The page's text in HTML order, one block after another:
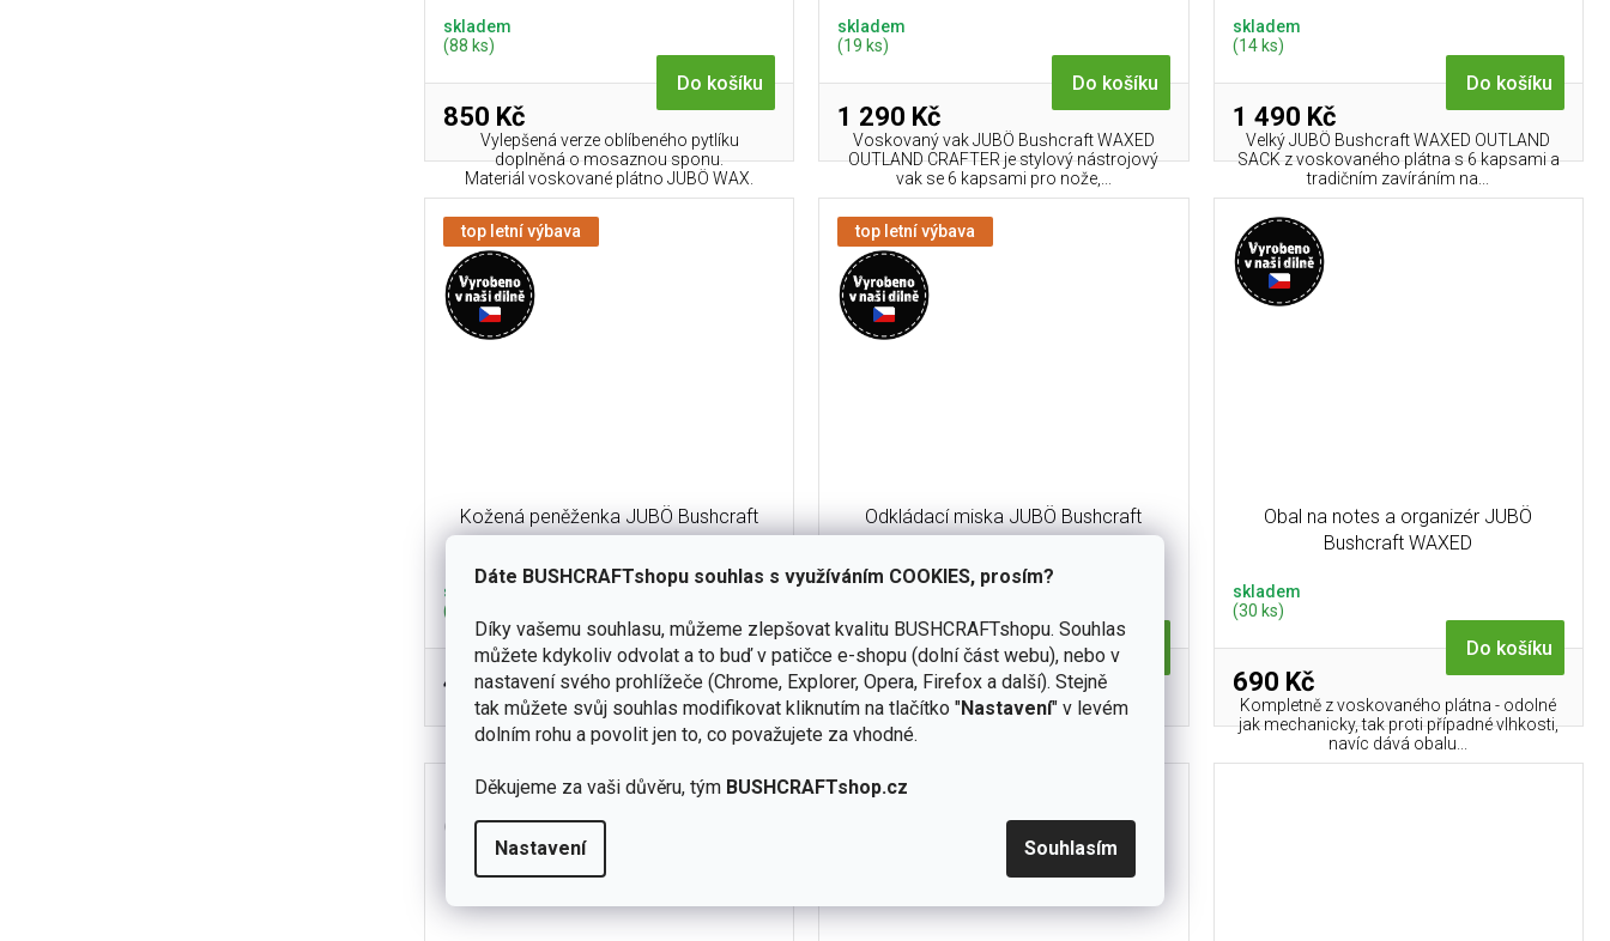
Dáte BUSHCRAFTshopu souhlas s využíváním COOKIES, prosím?
Díky vašemu souhlasu, můžeme zlepšovat kvalitu BUSHCRAFTshopu. Souhlas
můžete kdykoliv odvolat a to buď v patičce e-shopu (dolní část webu), nebo v
nastavení svého prohlížeče (Chrome, Explorer, Opera, Firefox a další). Stejně
tak můžete svůj souhlas modifikovat kliknutím na tlačítko "Nastavení" v levém
dolním rohu a povolit jen to, co považujete za vhodné.
Děkujeme za vaši důvěru, tým BUSHCRAFTshop.cz
Nastavení Souhlasím
skladem
(88 ks)
850 Kč
Do košíku
Vylepšená verze oblíbeného pytlíku
doplněná o mosaznou sponu.
Materiál voskované plátno JUBÖ WAX.
skladem
(19 ks)
1 290 Kč
Do košíku
Voskovaný vak JUBÖ Bushcraft WAXED
OUTLAND CRAFTER je stylový nástrojový
vak se 6 kapsami pro nože,...
skladem
(14 ks)
1 490 Kč
Do košíku
Velký JUBÖ Bushcraft WAXED OUTLAND
SACK z voskovaného plátna s 6 kapsami a
tradičním zavíráním na...
top letní výbava
Kožená peněženka JUBÖ Bushcraft
Nomad Wallet
skladem
(4 ks)
420 Kč
Do košíku
Praktická kožená peněženka z hovězí kůže,
ideální pro mince, bankovky a drobnosti.
Díky kompaktním rozměrům...
top letní výbava
Odkládací miska JUBÖ Bushcraft
Waxed Side Plate 25x25 cm
350 Kč
Do košíku
Kouzelná věc s mnoha účely využití.
Poslouží jako odkládací miska, tácek nebo
talířek stejně dobře jak...
Obal na notes a organizér JUBÖ
Bushcraft WAXED
skladem
(30 ks)
690 Kč
Do košíku
Kompletně z voskovaného plátna - odolné
jak mechanicky, tak proti případné vlhkosti,
navíc dává obalu...